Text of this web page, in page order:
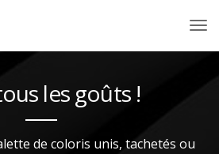
les goûts !
de coloris unis, tachetés ou